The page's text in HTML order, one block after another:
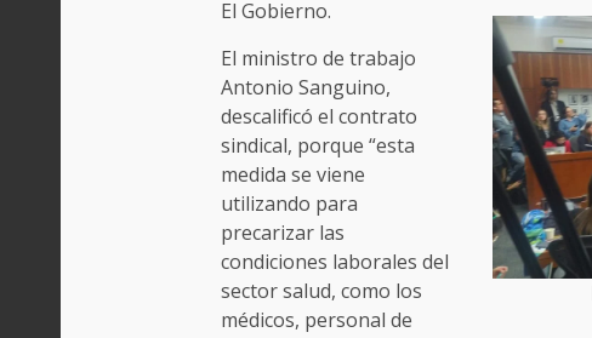
El Gobierno.
El ministro de trabajo
Antonio Sanguino,
descalificó el contrato
sindical, porque “esta
medida se viene
utilizando para
precarizar las
condiciones laborales del
sector salud, como los
médicos, personal de